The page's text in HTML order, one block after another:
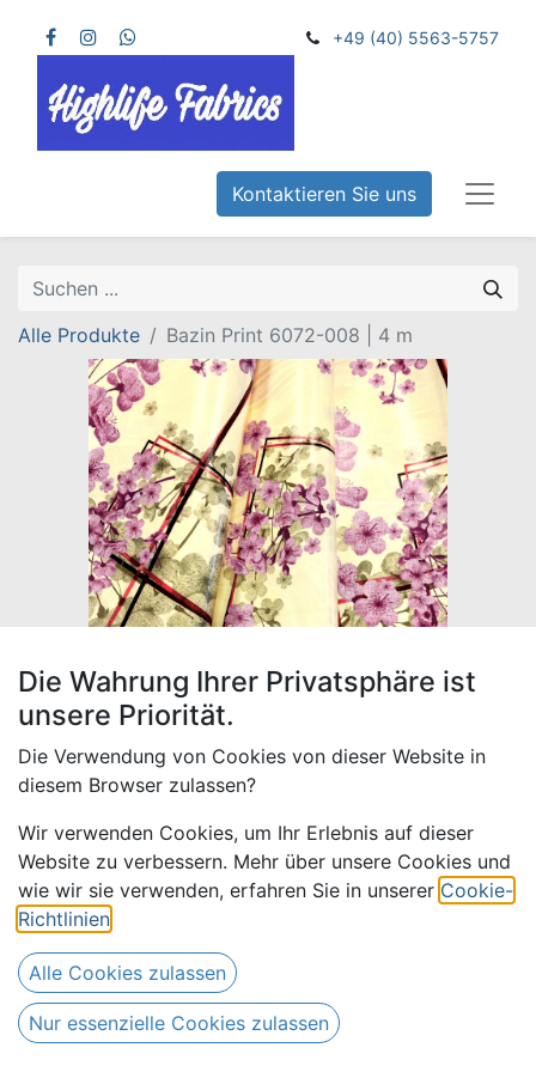
+49 (40) 5563-5757
Kontaktieren Sie uns
Alle Produkte Bazin Print 6072-008 | 4 m
Bazin Print 6072-008 | 4 m
72,00€
Versandkosten
Die Wahrung Ihrer Privatsphäre ist
unsere Priorität.
Die Verwendung von Cookies von dieser Website in
diesem Browser zulassen?
Wir verwenden Cookies, um Ihr Erlebnis auf dieser
Website zu verbessern. Mehr über unsere Cookies und
wie wir sie verwenden, erfahren Sie in unserer Cookie-
Richtlinien
Alle Cookies zulassen
Nur essenzielle Cookies zulassen